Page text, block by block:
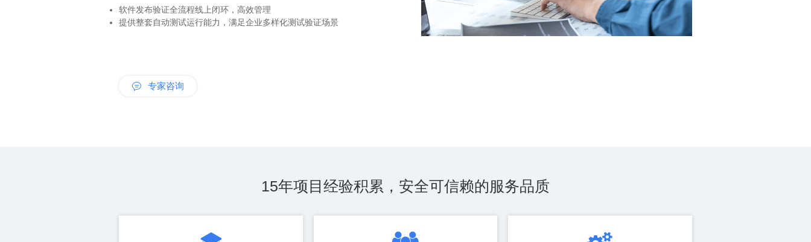
软件发布验证全流程线上闭环，高效管理
提供整套自动测试运行能力，满足企业多样化测试验证场景
专家咨询
15年项目经验积累，安全可信赖的服务品质